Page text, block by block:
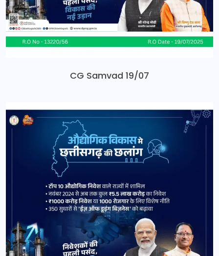
CG Samvad 19/07